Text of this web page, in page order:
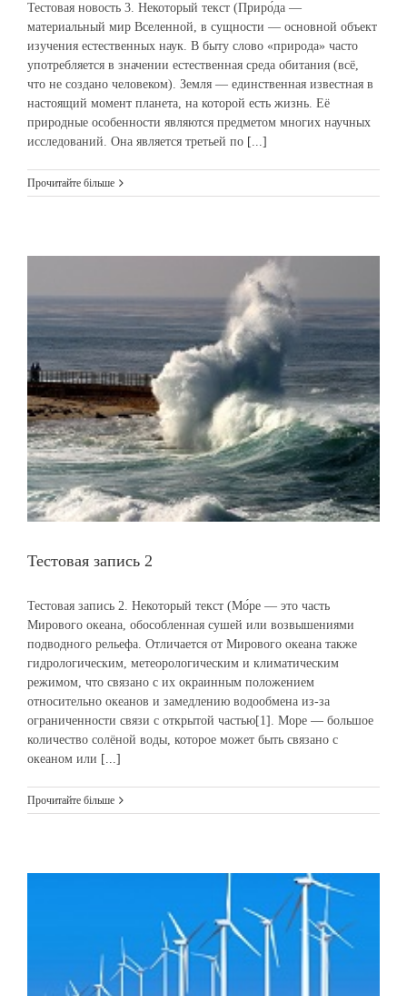
Тестовая новость 3. Некоторый текст (Приро́да —
материальный мир Вселенной, в сущности — основной объект
изучения естественных наук. В быту слово «природа» часто
употребляется в значении естественная среда обитания (всё,
что не создано человеком). Земля — единственная известная в
настоящий момент планета, на которой есть жизнь. Её
природные особенности являются предметом многих научных
исследований. Она является третьей по [...]
Прочитайте більше
Тестовая запись 2
Тестовая запись 2. Некоторый текст (Мо́ре — это часть
Мирового океана, обособленная сушей или возвышениями
подводного рельефа. Отличается от Мирового океана также
гидрологическим, метеорологическим и климатическим
режимом, что связано с их окраинным положением
относительно океанов и замедлению водообмена из-за
ограниченности связи с открытой частью[1]. Море — большое
количество солёной воды, которое может быть связано с
океаном или [...]
Прочитайте більше